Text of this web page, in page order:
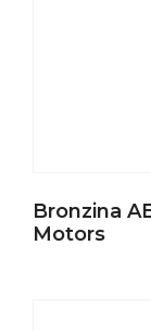
Bronzina
Motors